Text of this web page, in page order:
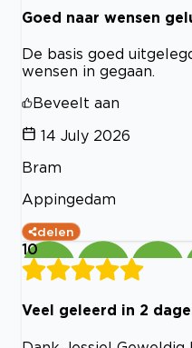
Goed naar wensen
De basis goed
wensen in gegaan.
Beveelt aan
14 July 2026
Bram
Appingedam
delen
10
Veel geleerd in 2